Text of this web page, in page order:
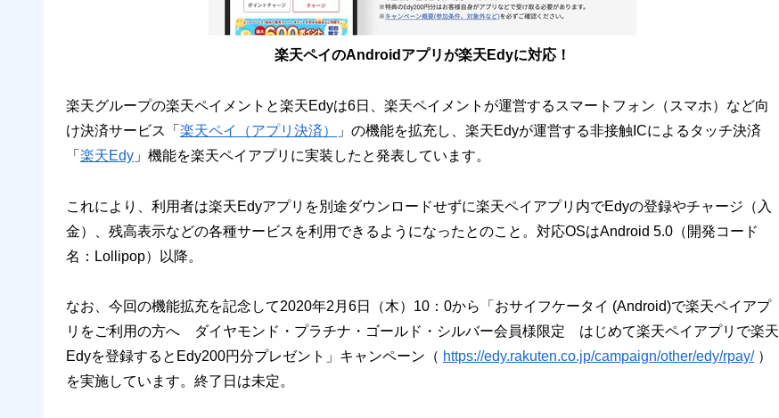
楽天ペイのAndroidアプリが楽天Edyに対応！
楽天グループの楽天ペイメントと楽天Edyは6日、楽天ペイメントが運営するスマートフォン（スマホ）など向
け決済サービス「 楽天ペイ（アプリ決済）
」の機能を拡充し、楽天Edyが運営する非接触ICによるタッチ決済
「 楽天Edy 」機能を楽天ペイアプリに実装したと発表しています。
これにより、利用者は楽天Edyアプリを別途ダウンロードせずに楽天ペイアプリ内でEdyの登録やチャージ（入
金）、残高表示などの各種サービスを利用できるようになったとのこと。対応OSはAndroid 5.0（開発コード
名：Lollipop）以降。
なお、今回の機能拡充を記念して2020年2月6日（木）10：0から「おサイフケータイ (Android)で楽天ペイアプ
リをご利用の方へ ダイヤモンド・プラチナ・ゴールド・シルバー会員様限定 はじめて楽天ペイアプリで楽天
Edyを登録するとEdy200円分プレゼント」キャンペーン（ https://edy.rakuten.co.jp/campaign/other/edy/rpay/）
を実施しています。終了日は未定。